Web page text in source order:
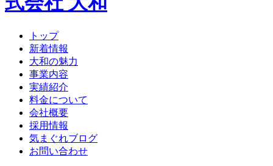
へ
トップ
新着情報
大和の魅力
事業内容
実績紹介
料金について
会社概要
採用情報
気まぐれブログ
お問い合わせ